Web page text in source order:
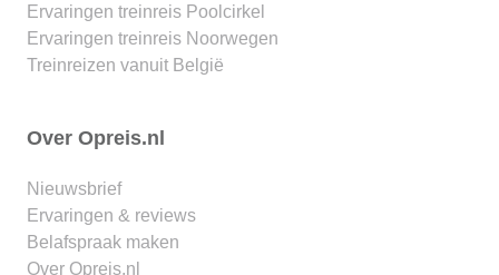
Ervaringen treinreis Poolcirkel
Ervaringen treinreis Noorwegen
Treinreizen vanuit België
Over Opreis.nl
Nieuwsbrief
Ervaringen & reviews
Belafspraak maken
Over Opreis.nl